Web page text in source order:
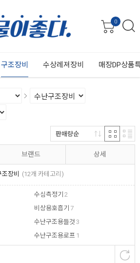
0
구조장비 수상레져장비 매장DP상품
장비 (12개 카테고리)
수심측정기 2
비상용호흡기 7
수난구조용들것 3
수난구조용로프 1
브랜드 상세
판매량순